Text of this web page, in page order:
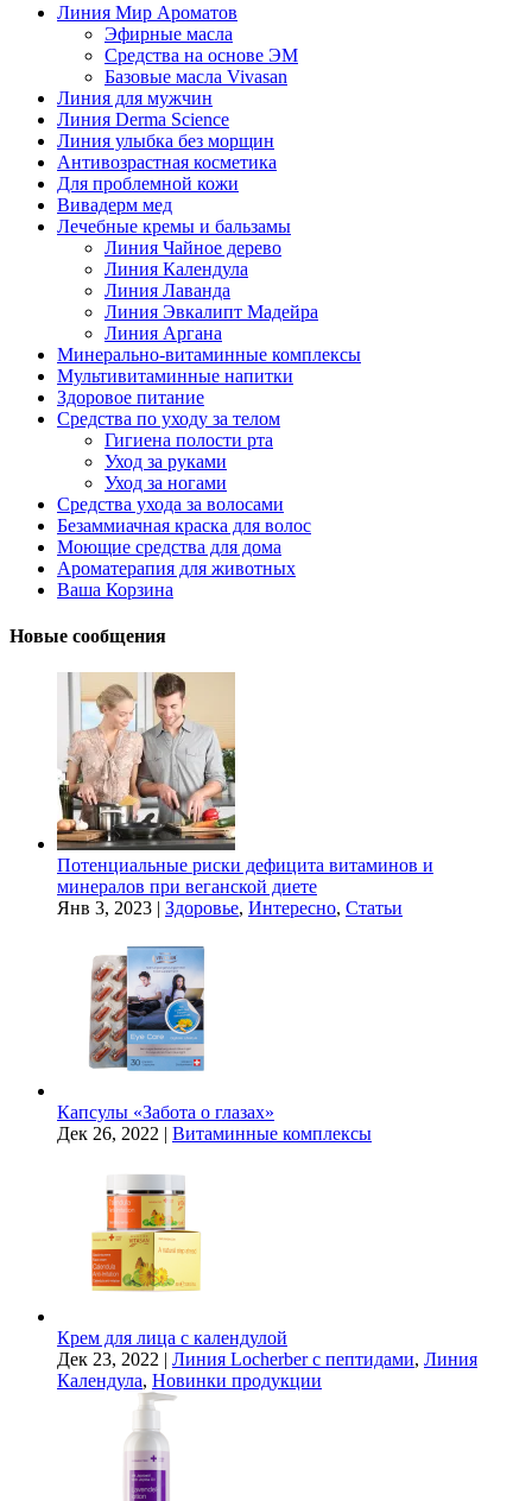
Линия Мир Ароматов
Эфирные масла
Средства на основе ЭМ
Базовые масла Vivasan
Линия для мужчин
Линия Derma Science
Линия улыбка без морщин
Антивозрастная косметика
Для проблемной кожи
Вивадерм мед
Лечебные кремы и бальзамы
Линия Чайное дерево
Линия Календула
Линия Лаванда
Линия Эвкалипт Мадейра
Линия Аргана
Минерально-витаминные комплексы
Мультивитаминные напитки
Здоровое питание
Средства по уходу за телом
Гигиена полости рта
Уход за руками
Уход за ногами
Средства ухода за волосами
Безаммиачная краска для волос
Моющие средства для дома
Ароматерапия для животных
Ваша Корзина
Новые сообщения
Потенциальные риски дефицита витаминов и
минералов при веганской диете
Янв 3, 2023 | Здоровье, Интересно, Статьи
Капсулы «Забота о глазах»
Дек 26, 2022 | Витаминные комплексы
Крем для лица с календулой
Дек 23, 2022 | Линия Locherber с пептидами, Линия
Календула, Новинки продукции